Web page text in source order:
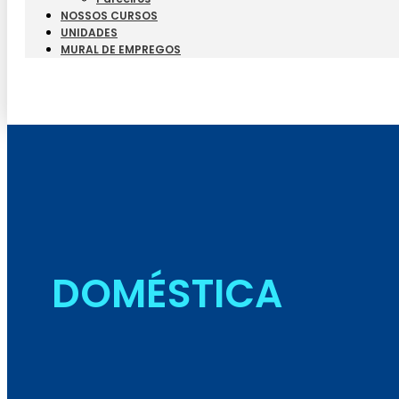
NOSSOS CURSOS
UNIDADES
MURAL DE EMPREGOS
DOMÉSTICA